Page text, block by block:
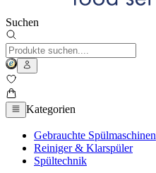
Suchen
Kategorien
Gebrauchte Spülmaschinen
Reiniger & Klarspüler
Spültechnik